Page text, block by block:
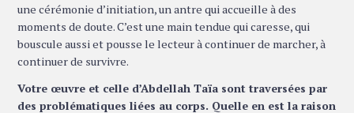
une cérémonie d’initiation, un antre qui accueille à des
moments de doute. C’est une main tendue qui caresse, qui
bouscule aussi et pousse le lecteur à continuer de marcher, à
continuer de survivre.
Votre œuvre et celle d’Abdellah Taïa sont traversées par
des problématiques liées au corps. Quelle en est la raison